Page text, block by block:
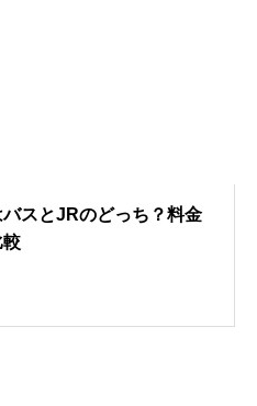
スとJRのどっち？料金
較